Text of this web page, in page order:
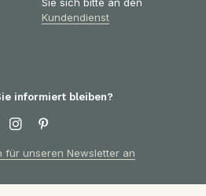
Kundendienst
informiert bleiben?
für unseren Newsletter an